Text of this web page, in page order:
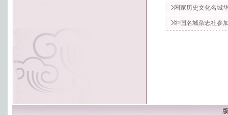
国家历史文化名城
中国名城杂志社参